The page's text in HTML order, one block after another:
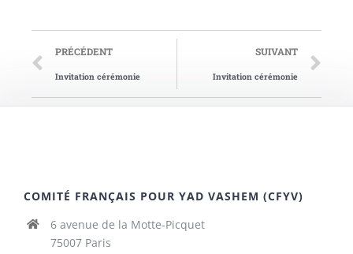
PRÉCÉDENT
Invitation cérémonie
SUIVANT
Invitation cérémonie
COMITÉ FRANÇAIS POUR YAD VASHEM (CFYV)
6 avenue de la Motte-Picquet
75007 Paris